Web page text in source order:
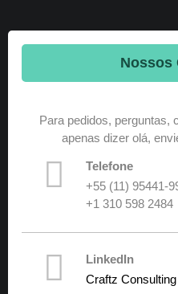
Nossos
Para pedidos, perguntas,
apenas dizer olá,
Telefone
+55 (11) 95441-
+1 310 598 2484
LinkedIn
Craftz Consulting